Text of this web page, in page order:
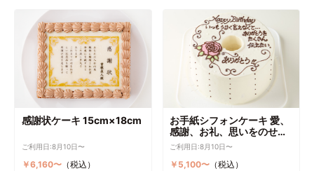
感謝状ケーキ 15cm×18cm
ご利用日:8月10日〜
￥6,160〜（税込）
お手紙シフォンケーキ 愛、
感謝、お礼、思いをのせて
直径17cm
ご利用日:8月10日〜
￥5,100〜 （税込）